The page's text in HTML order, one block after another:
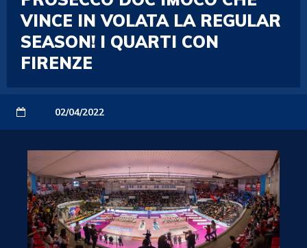
VINCE IN VOLATA LA REGULAR
SEASON! I QUARTI CON
FIRENZE
02/04/2022